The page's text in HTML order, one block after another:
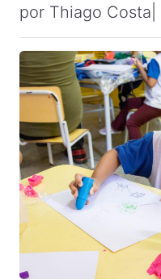
por Thiago Costa|